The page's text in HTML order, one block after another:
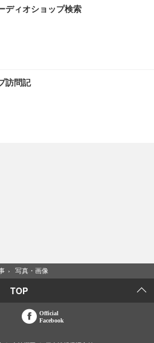
ディオショップ検索
訪問記
› 写真・画像
TOP
Official
Facebook